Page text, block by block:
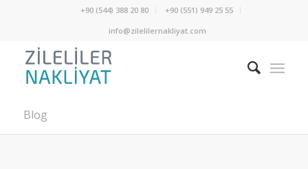
+90 (544) 388 20 80
+90 (551) 949 25 55
info@zilelilernakliyat.com
Blog